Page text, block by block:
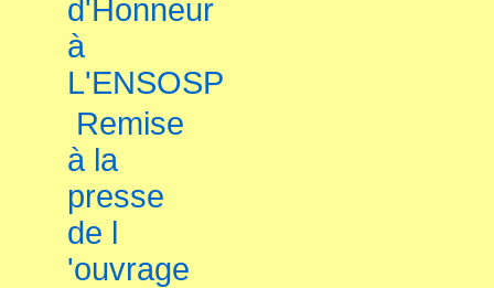
d'Honneur
à
L'ENSOSP
Remise
à la
presse
de l
'ouvrage